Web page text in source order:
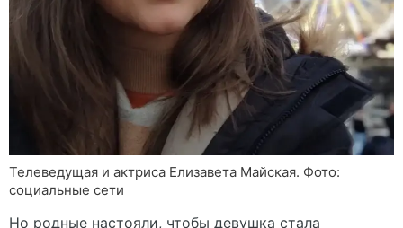
Телеведущая и актриса Елизавета Майская. Фото:
социальные сети
Но родные настояли, чтобы девушка стала